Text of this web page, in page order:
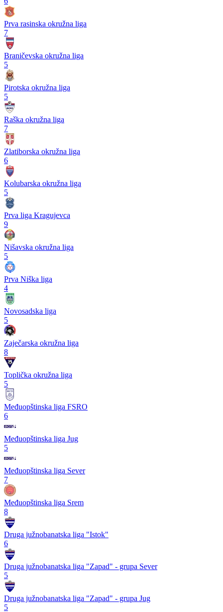
Prva rasinska okružna liga
7
Braničevska okružna liga
5
Pirotska okružna liga
5
Raška okružna liga
7
Zlatiborska okružna liga
6
Kolubarska okružna liga
5
Prva liga Kragujevca
9
Nišavska okružna liga
5
Prva Niška liga
4
Novosadska liga
5
Zaječarska okružna liga
8
Toplička okružna liga
5
Međuopštinska liga FSRO
6
Međuopštinska liga Jug
5
Međuopštinska liga Sever
7
Međuopštinska liga Srem
8
Druga južnobanatska liga "Istok"
6
Druga južnobanatska liga "Zapad" - grupa Sever
5
Druga južnobanatska liga "Zapad" - grupa Jug
5